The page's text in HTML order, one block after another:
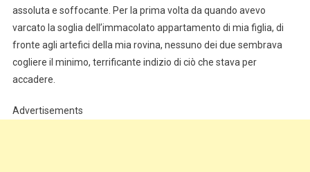
assoluta e soffocante. Per la prima volta da quando avevo
varcato la soglia dell’immacolato appartamento di mia figlia, di
fronte agli artefici della mia rovina, nessuno dei due sembrava
cogliere il minimo, terrificante indizio di ciò che stava per
accadere.
Advertisements